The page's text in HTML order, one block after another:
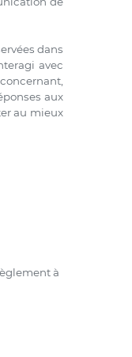
dans
avec
aux
au mieux
à